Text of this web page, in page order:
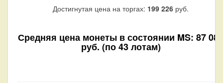
Достигнутая цена на торгах: 199 226 руб.
Средняя цена монеты в состоянии MS: 87 080
руб. (по 43 лотам)